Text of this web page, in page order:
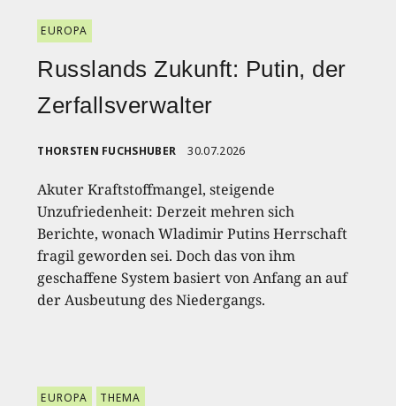
EUROPA
Russlands Zukunft: Putin, der
Zerfallsverwalter
THORSTEN FUCHSHUBER 30.07.2026
Akuter Kraftstoffmangel, steigende
Unzufriedenheit: Derzeit mehren sich
Berichte, wonach Wladimir Putins Herrschaft
fragil geworden sei. Doch das von ihm
geschaffene System basiert von Anfang an auf
der Ausbeutung des Niedergangs.
EUROPA THEMA